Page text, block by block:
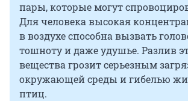
пары, которые могут
Для человека высокая
в воздухе способна вызвать
тошноту и даже удушье. Разлив
вещества грозит серьезным
окружающей среды и гибелью
птиц.